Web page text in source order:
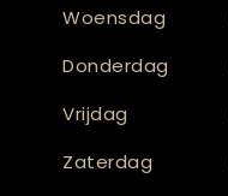
Woensdag
Donderdag
Vrijdag
Zaterdag